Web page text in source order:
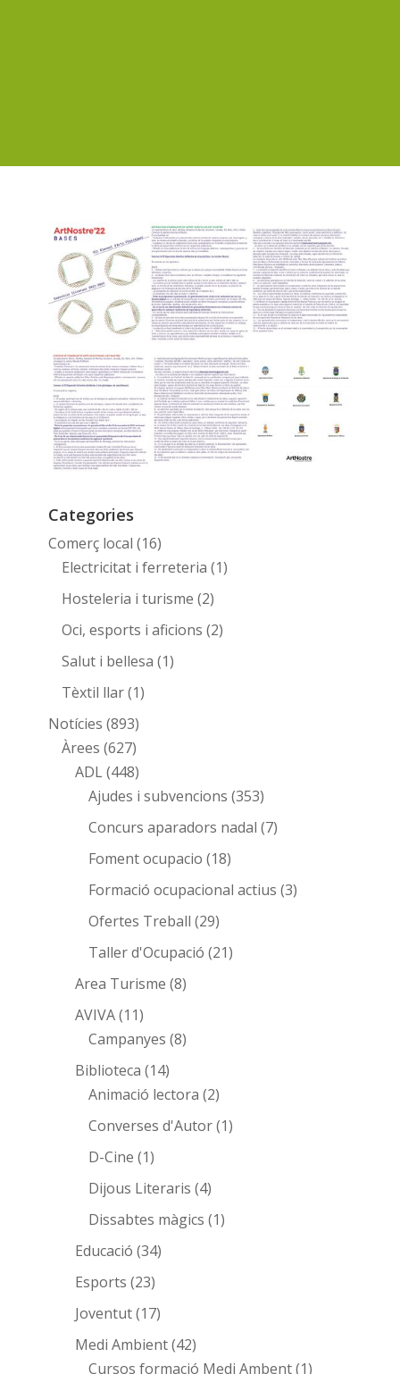
Categories
Comerç local (16)
Electricitat i ferreteria (1)
Hosteleria i turisme (2)
Oci, esports i aficions (2)
Salut i bellesa (1)
Tèxtil llar(1)
Notícies (893)
Àrees (627)
ADL(448)
Ajudes i subvencions (353)
Concurs aparadors nadal (7)
Foment ocupacio (18)
Formació ocupacional actius (3)
Ofertes Treball (29)
Taller d'Ocupació (21)
Area Turisme (8)
AVIVA(11)
Campanyes (8)
Biblioteca (14)
Animació lectora (2)
Converses d'Autor(1)
D-Cine (1)
Dijous Literaris (4)
Dissabtes màgics (1)
Educació (34)
Esports (23)
Joventut(17)
Medi Ambient(42)
Cursos formació Medi Ambent(1)